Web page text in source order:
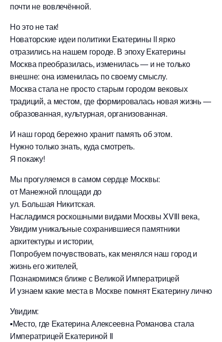
почти не вовлечённой.
Но это не так!
Новаторские идеи политики Екатерины II ярко
отразились на нашем городе. В эпоху Екатерины
Москва преобразилась, изменилась — и не только
внешне: она изменилась по своему смыслу.
Москва стала не просто старым городом вековых
традиций, а местом, где формировалась новая жизнь —
образованная, культурная, организованная.
И наш город бережно хранит память об этом.
Нужно только знать, куда смотреть.
Я покажу!
Мы прогуляемся в самом сердце Москвы:
от Манежной площади до
ул. Большая Никитская.
Насладимся роскошными видами Москвы XVIII века,
Увидим уникальные сохранившиеся памятники
архитектуры и истории,
Попробуем почувствовать, как менялся наш город и
жизнь его жителей,
Познакомимся ближе с Великой Императрицей
И узнаем какие места в Москве помнят Екатерину лично
Увидим:
▪️Место, где Екатерина Алексеевна Романова стала
Императрицей Екатериной II